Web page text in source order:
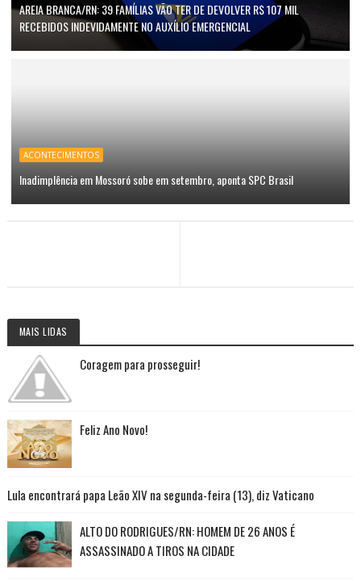
AREIA BRANCA/RN: 39 FAMÍLIAS VÃO TER DE DEVOLVER R$ 107 MIL
RECEBIDOS INDEVIDAMENTE NO AUXÍLIO EMERGENCIAL
ACONTECIMENTOS
Inadimplência em Mossoró sobe em setembro, aponta SPC Brasil
MAIS LIDAS
Coragem para prosseguir!
Feliz Ano Novo!
Lula encontrará papa Leão XIV na segunda-feira (13), diz Vaticano
ALTO DO RODRIGUES/RN: HOMEM DE 26 ANOS É
ASSASSINADO A TIROS NA CIDADE